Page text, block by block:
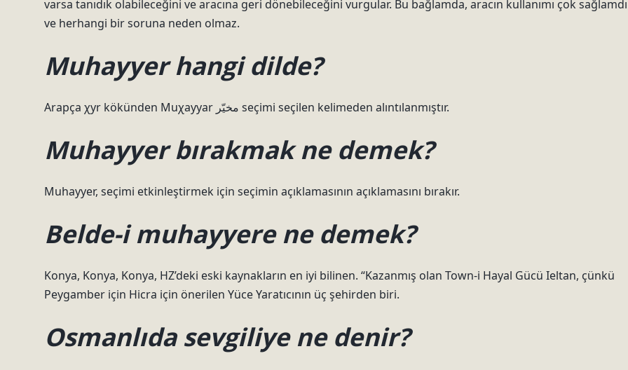
varsa tanıdık olabileceğini ve aracına geri dönebileceğini vurgular. Bu bağlamda, aracın kullanımı çok
ve herhangi bir soruna neden olmaz.
Muhayyer hangi dilde?
Arapça χyr kökünden Muχayyar مخيّر seçimi seçilen kelimeden alıntılanmıştır.
Muhayyer bırakmak ne demek?
Muhayyer, seçimi etkinleştirmek için seçimin açıklamasının açıklamasını bırakır.
Belde-i muhayyere ne demek?
Konya, Konya, Konya, HZ’deki eski kaynakların en iyi bilinen. “Kazanmış olan Town-i Hayal Gücü Ieltan, çünkü
Peygamber için Hicra için önerilen Yüce Yaratıcının üç şehirden biri.
Osmanlıda sevgiliye ne denir?